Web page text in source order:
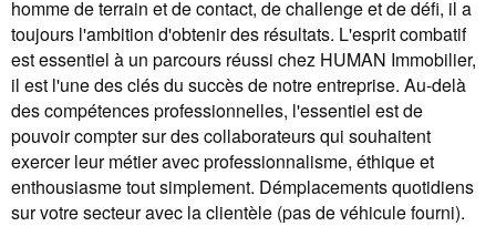
homme de terrain et de contact, de challenge et de défi, il a
toujours l'ambition d'obtenir des résultats. L'esprit combatif
est essentiel à un parcours réussi chez HUMAN Immobilier,
il est l'une des clés du succès de notre entreprise. Au-delà
des compétences professionnelles, l'essentiel est de
pouvoir compter sur des collaborateurs qui souhaitent
exercer leur métier avec professionnalisme, éthique et
enthousiasme tout simplement. Démplacements quotidiens
sur votre secteur avec la clientèle (pas de véhicule fourni).